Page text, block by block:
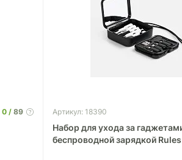
0 89 Артикул: 18390
Набор для ухода за
беспроводной зарядкой Rules